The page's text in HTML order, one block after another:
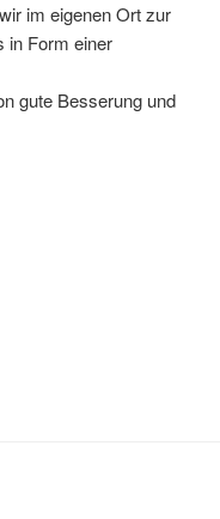
im eigenen Ort zur
in Form einer
gute Besserung und